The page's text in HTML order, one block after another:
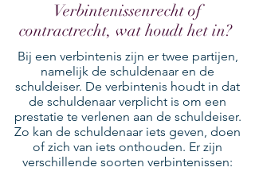
Verbintenissenrecht of
contractrecht, wat houdt het in?
Bij een verbintenis zijn er twee partijen,
namelijk de schuldenaar en de
schuldeiser. De verbintenis houdt in dat
de schuldenaar verplicht is om een
prestatie te verlenen aan de schuldeiser.
Zo kan de schuldenaar iets geven, doen
of zich van iets onthouden. Er zijn
verschillende soorten verbintenissen: